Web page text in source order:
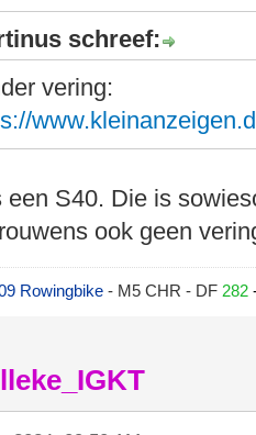
schreef:
vering:
een S40. Die is
ook geen
Rowingbike- M5 CHR - DF 282